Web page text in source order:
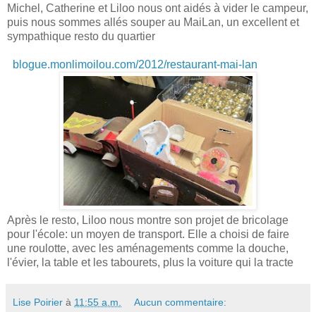
Michel, Catherine et Liloo nous ont aidés à vider le campeur,
puis nous sommes allés souper au MaiLan, un excellent et
sympathique resto du quartier
blogue.monlimoilou.com/2012/restaurant-mai-lan
Après le resto, Liloo nous montre son projet de bricolage
pour l'école: un moyen de transport. Elle a choisi de faire
une roulotte, avec les aménagements comme la douche,
l'évier, la table et les tabourets, plus la voiture qui la tracte
Lise Poirier à 11:55 a.m. Aucun commentaire: